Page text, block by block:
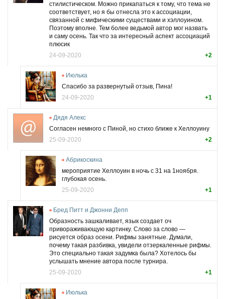
стилистическом. Можно прикапаться к тому, что тема не
соответствует, но я бы отнесла это к ассоциации,
связанной с мифическими существами и хэллоуином.
Поэтому вполне. Тем более ведьмой автор мог назвать
и саму осень. Так что за интересный аспект ассоциаций
плюсик
+2
24-09-2020
Июлька
Спасибо за развернутый отзыв, Пина!
+1
24-09-2020
Дядя Алекс
Согласен немного с Пиной, но стихо ближе к Хеллоуину
+2
25-09-2020
Абрикоскина
мероприятие Хеллоуин в ночь с 31 на 1ноября.
глубокая осень.
+1
25-09-2020
Бред Питт и Джонни Депп
Образность зашкаливает, язык создает оч
привораживающую картинку. Слово за слово —
рисуется образ осени. Рифмы занятные. Думали,
почему такая разбивка, увидели отзеркаленные рифмы.
Это специально такая задумка была? Хотелось бы
услышать мнение автора после турнира.
+1
25-09-2020
Июлька